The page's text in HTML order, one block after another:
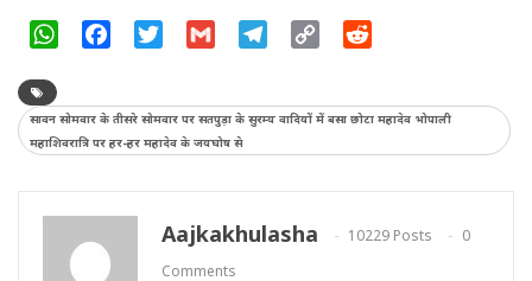
WhatsAppFacebookTwitter Gmail Telegram
Copy
सावन सोमवार के तीसरे सोमवार पर सतपुड़ा के सुरम्य वादियों में बसा छोटा महादेव भोपाली
महाशिवरात्रि पर हर-हर महादेव के जयघोष से
Aajkakhulasha 10229 Posts
0
Comments